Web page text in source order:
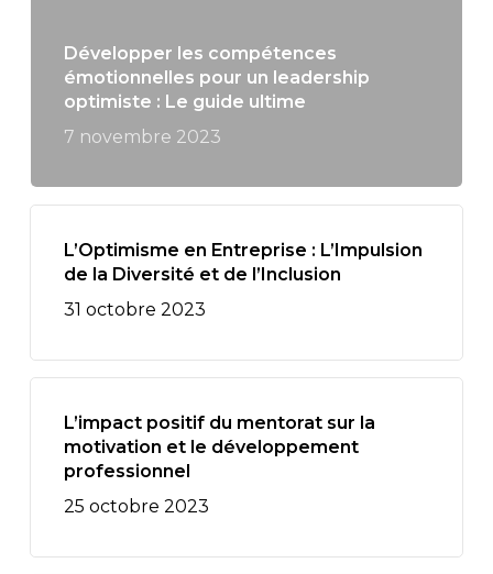
Développer les compétences
émotionnelles pour un leadership
optimiste : Le guide ultime
7 novembre 2023
L’Optimisme en Entreprise : L’Impulsion
de la Diversité et de l’Inclusion
31 octobre 2023
L’impact positif du mentorat sur la
motivation et le développement
professionnel
25 octobre 2023